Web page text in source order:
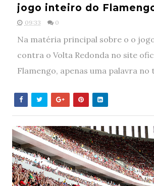
jogo inteiro do
09:33 0
Na matéria principal sobre o o
contra o Volta Redonda no site
Flamengo, apenas uma palavra no